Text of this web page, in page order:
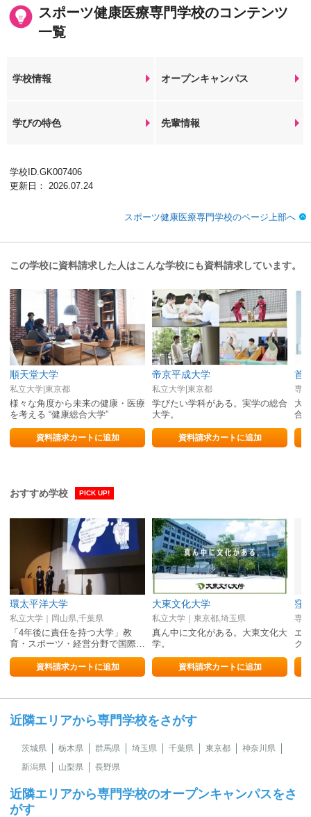
スポーツ健康医療専門学校のコンテンツ
一覧
学校情報 オープンキャンパス
学びの特色 先輩情報
学校ID.GK007406
更新日： 2026.07.24
スポーツ健康医療専門学校のページ上部へ
この学校に資料請求した人はこんな学校にも資料請求しています。
順天堂大学
私立大学|東京都
様々な角度から未来の健康・医療
を考える “健康総合大学”
資料請求カートに追加
帝京平成大学
私立大学|東京都
学びたい学科がある。実学の総合
大学。
資料請求カートに追加
首
専
大
合
度
おすすめ学校 PICK UP!
環太平洋大学
私立大学｜岡山県,千葉県
「4年後に責任を持つ大学」教
育・スポーツ・経営分野で国際…
資料請求カートに追加
大東文化大学
私立大学｜東京都,埼玉県
真ん中に文化がある。大東文化大
学。
資料請求カートに追加
窪
専
エ
ク
近隣エリアから専門学校をさがす
茨城県 栃木県 群馬県 埼玉県 千葉県 東京都
神奈川県
新潟県
山梨県 長野県
近隣エリアから専門学校のオープンキャンパスをさ
がす